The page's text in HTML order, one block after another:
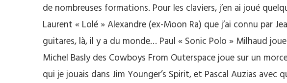
de nombreuses formations. Pour les claviers, j’en ai joué
Laurent « Lolé » Alexandre (ex-Moon Ra) que j’ai connu par
guitares, là, il y a du monde… Paul « Sonic Polo » Milhaud
Michel Basly des Cowboys From Outerspace joue sur un
qui je jouais dans Jim Younger’s Spirit, et Pascal Auzias avec